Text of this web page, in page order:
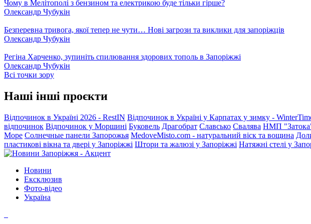
Чому в Мелітополі з бензином та електрикою буде тільки гірше?
Олександр Чубукін
Безперевна тривога, якої тепер не чути… Нові загрози та виклики для запоріжців
Олександр Чубукін
Регіна Харченко, зупиніть спилювання здорових тополь в Запоріжжі
Олександр Чубукін
Всі точки зору
Наші інші проєкти
Відпочинок в Україні 2026 - RestIN Відпочинок в Україні у Карпатах у зимку -
відпочинок Відпочинок у Моршині Буковель Драгобрат Славсько Свалява НМП
Море Солнечные панели Запорожья MedoveMisto.com - натуральний віск та вощина
пластикові вікна та двері у Запоріжжі Штори та жалюзі у Запоріжжі Натяжні стелі у
Новини
Ексклюзив
Фото-відео
Україна